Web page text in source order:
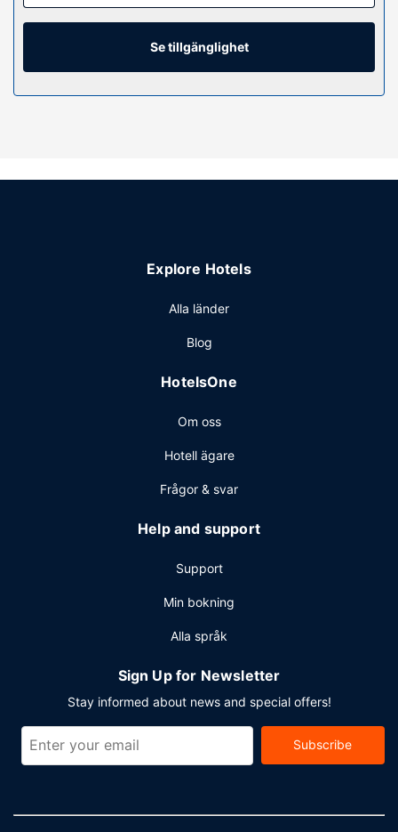
värdeförvaringsskåp och skrivbord. Städning erbjuds varje
vecka.
Bekvämligheter på anläggningen
närheten och parkering på annan plats.
Se tillgänglighet
Explore Hotels
Alla länder
Blog
HotelsOne
Om oss
Hotell ägare
Frågor & svar
Help and support
Support
Min bokning
Alla språk
Sign Up for Newsletter
Stay informed about news and special offers!
Subscribe